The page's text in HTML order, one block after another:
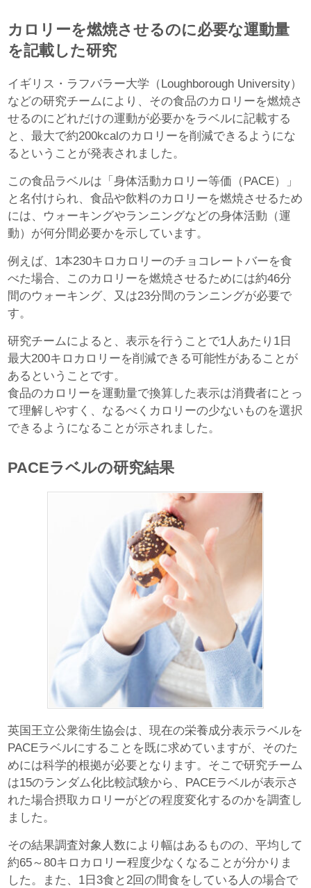
カロリーを燃焼させるのに必要な運動量
を記載した研究
イギリス・ラフバラー大学（Loughborough University）
などの研究チームにより、その食品のカロリーを燃焼さ
せるのにどれだけの運動が必要かをラベルに記載する
と、最大で約200kcalのカロリーを削減できるようにな
るということが発表されました。
この食品ラベルは「身体活動カロリー等価（PACE）」
と名付けられ、食品や飲料のカロリーを燃焼させるため
には、ウォーキングやランニングなどの身体活動（運
動）が何分間必要かを示しています。
例えば、1本230キロカロリーのチョコレートバーを食
べた場合、このカロリーを燃焼させるためには約46分
間のウォーキング、又は23分間のランニングが必要で
す。
研究チームによると、表示を行うことで1人あたり1日
最大200キロカロリーを削減できる可能性があることが
あるということです。
食品のカロリーを運動量で換算した表示は消費者にとっ
て理解しやすく、なるべくカロリーの少ないものを選択
できるようになることが示されました。
PACEラベルの研究結果
英国王立公衆衛生協会は、現在の栄養成分表示ラベルを
PACEラベルにすることを既に求めていますが、そのた
めには科学的根拠が必要となります。そこで研究チーム
は15のランダム化比較試験から、PACEラベルが表示さ
れた場合摂取カロリーがどの程度変化するのかを調査し
ました。
その結果調査対象人数により幅はあるものの、平均して
約65～80キロカロリー程度少なくなることが分かりま
した。また、1日3食と2回の間食をしている人の場合で